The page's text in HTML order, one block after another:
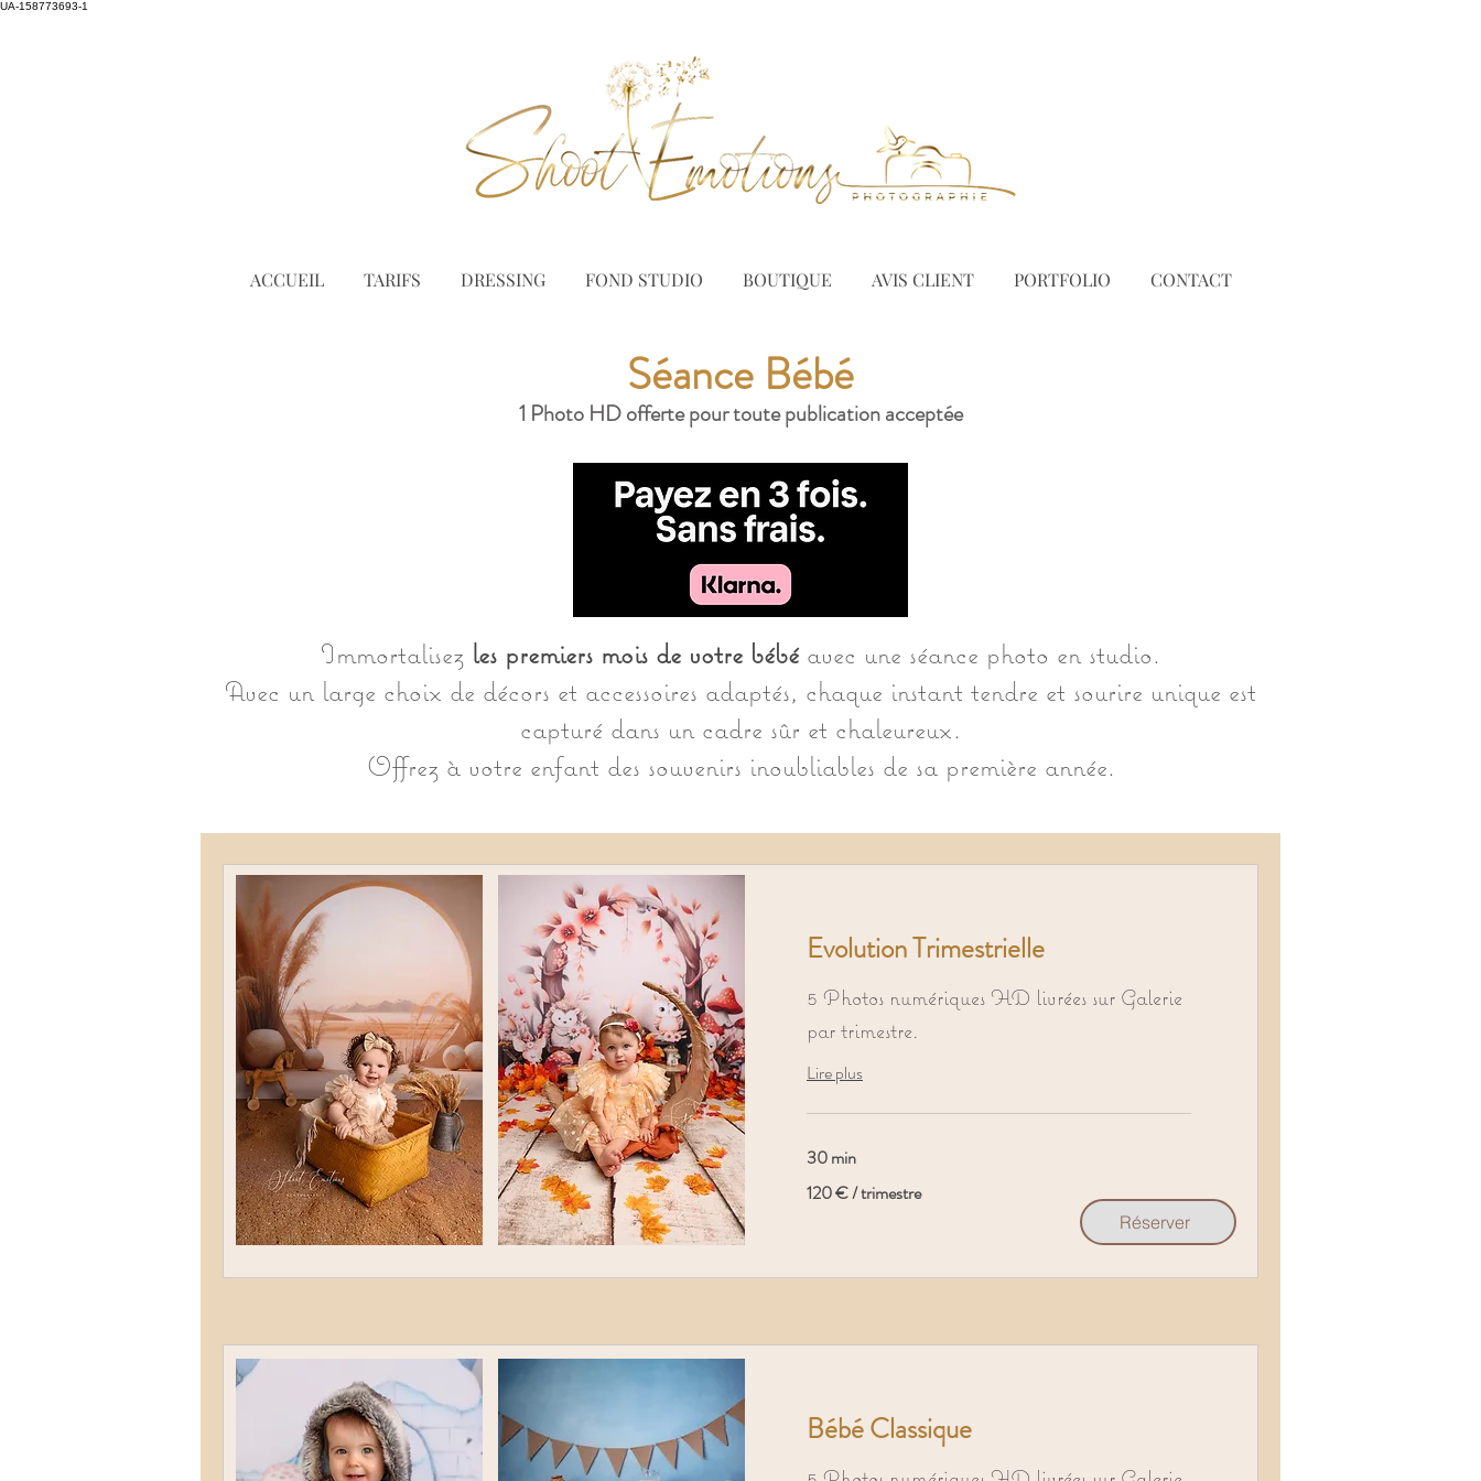
UA-158773693-1
ACCUEIL TARIFS DRESSING FOND STUDIO BOUTIQUE AVIS CLIENT PORTFOLIO CONTACT
Séance Bébé
1 Photo HD offerte pour toute publication acceptée
Immortalisez les premiers mois de votre bébéavec une séance photo en studio.
Avec un large choix de décors et accessoires adaptés, chaque instant tendre et sourire unique est
capturé dans un cadre sûr et chaleureux.
Offrez à votre enfant des souvenirs inoubliables de sa première année.
Evolution Trimestrielle
5 Photos numériques HD livrées sur Galerie
par trimestre.
Lire plus
30 min
€120 € / trimestre
Bébé Classique
Réserver